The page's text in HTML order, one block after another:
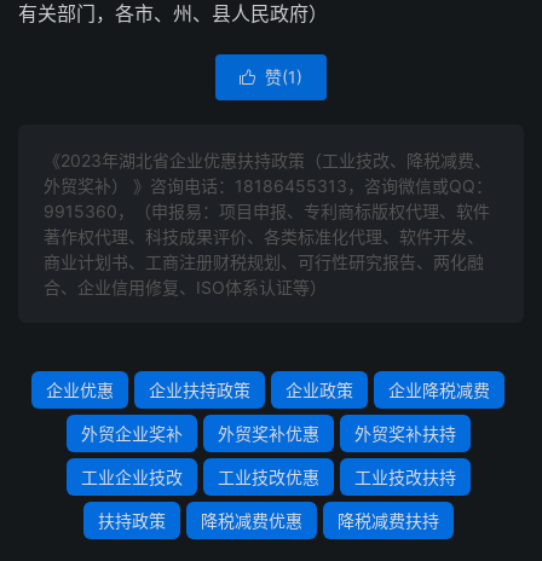
有关部门，各市、州、县人民政府）
 赞(1)
《2023年湖北省企业优惠扶持政策（工业技改、降税减费、
外贸奖补） 》咨询电话： 18186455313 ，咨询微信或QQ：
9915360，（申报易：项目申报、专利商标版权代理、软件
著作权代理、科技成果评价、各类标准化代理、软件开发、
商业计划书、工商注册财税规划、可行性研究报告、两化融
合、企业信用修复、ISO体系认证等）
企业优惠 企业扶持政策 企业政策 企业降税减费
外贸企业奖补 外贸奖补优惠 外贸奖补扶持
工业企业技改 工业技改优惠 工业技改扶持
扶持政策 降税减费优惠 降税减费扶持